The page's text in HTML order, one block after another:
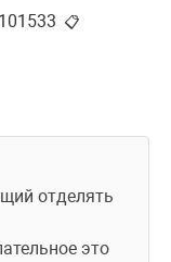
📋
отделять
это